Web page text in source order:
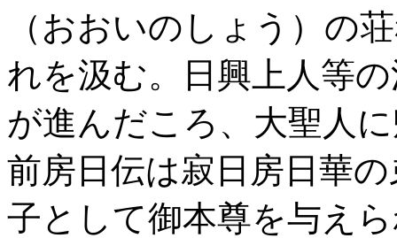
（おおいのしょう）の
れを汲む。日興上人等
が進んだころ、大聖人
前房日伝は寂日房日華
子として御本尊を与え